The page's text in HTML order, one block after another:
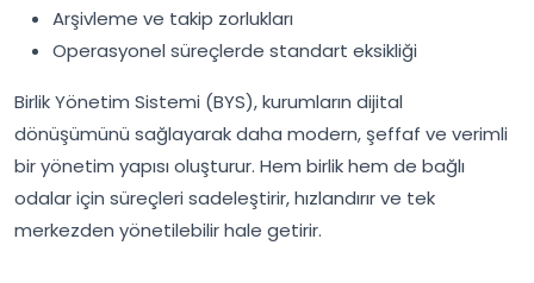
Arşivleme ve takip zorlukları
Operasyonel süreçlerde standart eksikliği
Birlik Yönetim Sistemi (BYS), kurumların dijital
dönüşümünü sağlayarak daha modern, şeffaf ve verimli
bir yönetim yapısı oluşturur. Hem birlik hem de bağlı
odalar için süreçleri sadeleştirir, hızlandırır ve tek
merkezden yönetilebilir hale getirir.